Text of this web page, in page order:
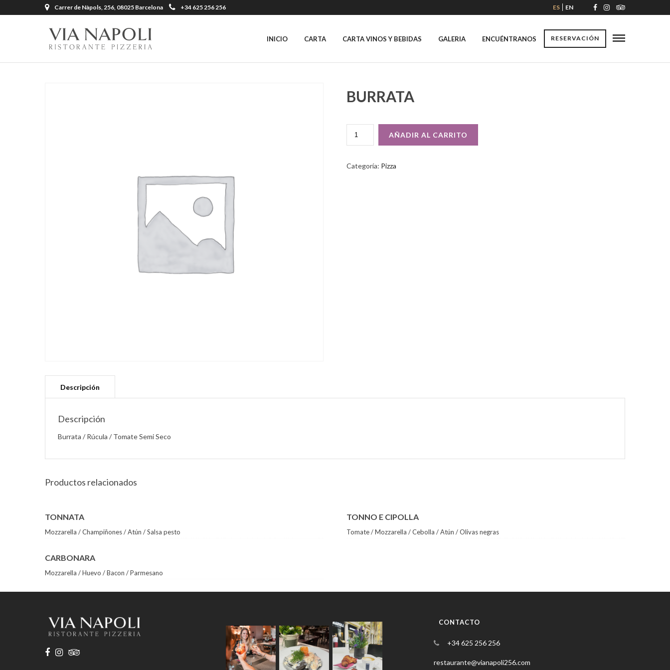
Carrer de Nàpols, 256, 08025 Barcelona +34 625 256 256 ES EN
RESERVACIÓN
INICIO CARTA CARTA VINOS Y BEBIDAS GALERIA ENCUÉNTRANOS
BURRATA
AÑADIR AL CARRITO
Categoría: Pizza
Descripción
Burrata / Rúcula / Tomate Semi Seco
Productos relacionados
TONNATA
Mozzarella / Champiñones / Atún / Salsa pesto
TONNO E CIPOLLA
Tomate / Mozzarella / Cebolla / Atún / Olivas negras
CARBONARA
Mozzarella / Huevo / Bacon / Parmesano
CONTACTO
+34 625 256 256
restaurante@vianapoli256.com